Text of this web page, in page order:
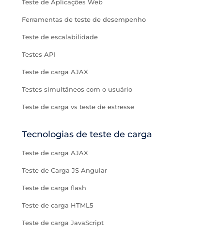
Teste de Aplicações Web
Ferramentas de teste de desempenho
Teste de escalabilidade
Testes API
Teste de carga AJAX
Testes simultâneos com o usuário
Teste de carga vs teste de estresse
Tecnologias de teste de carga
Teste de carga AJAX
Teste de Carga JS Angular
Teste de carga flash
Teste de carga HTML5
Teste de carga JavaScript